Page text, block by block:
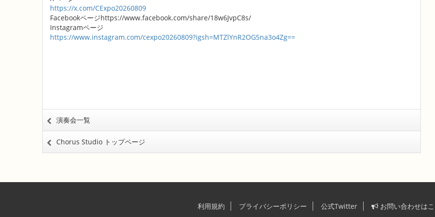
https://x.com/CExpo20260809
Facebookページhttps://www.facebook.com/share/18w6JvpC8s/
Instagramページ
https://www.instagram.com/cexpo20260809?igsh=MTZlYnR2OG5na3o4Zg==
演奏会一覧
Chorus Studio トップページ
利用規約 プライバシーポリシー 公式Twitter お問い合わせは